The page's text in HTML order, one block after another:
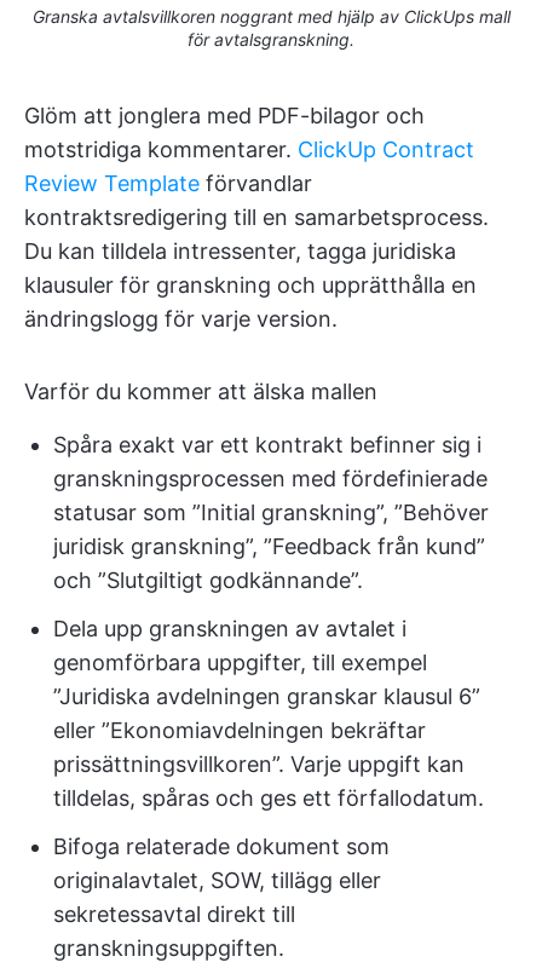
Granska avtalsvillkoren noggrant med hjälp av ClickUps mall
för avtalsgranskning.
Glöm att jonglera med PDF-bilagor och
motstridiga kommentarer. ClickUp Contract
Review Template förvandlar
kontraktsredigering till en samarbetsprocess.
Du kan tilldela intressenter, tagga juridiska
klausuler för granskning och upprätthålla en
ändringslogg för varje version.
Varför du kommer att älska mallen
Spåra exakt var ett kontrakt befinner sig i
granskningsprocessen med fördefinierade
statusar som ”Initial granskning”, ”Behöver
juridisk granskning”, ”Feedback från kund”
och ”Slutgiltigt godkännande”.
Dela upp granskningen av avtalet i
genomförbara uppgifter, till exempel
”Juridiska avdelningen granskar klausul 6”
eller ”Ekonomiavdelningen bekräftar
prissättningsvillkoren”. Varje uppgift kan
tilldelas, spåras och ges ett förfallodatum.
Bifoga relaterade dokument som
originalavtalet, SOW, tillägg eller
sekretessavtal direkt till
granskningsuppgiften.